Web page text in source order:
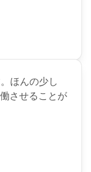
ほんの少し
させることが